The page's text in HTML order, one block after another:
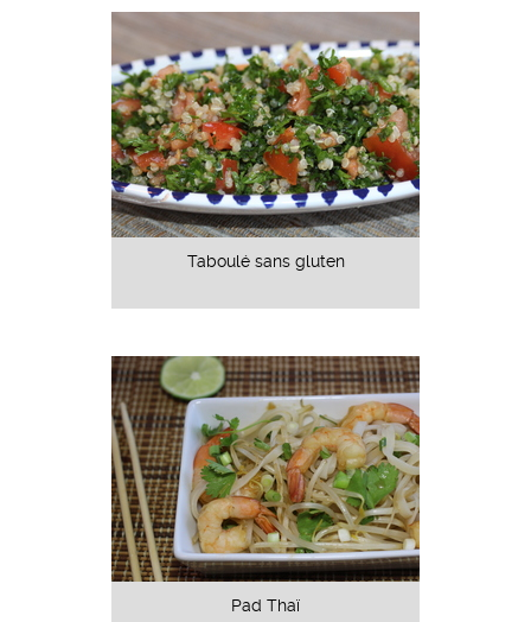
Taboulé sans gluten
Pad Thaï